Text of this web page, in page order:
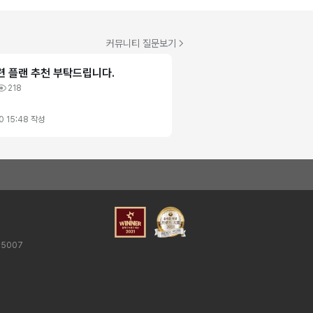
커뮤니티 질문보기
플랜 추천 부탁드립니다.
218
15:48 작성